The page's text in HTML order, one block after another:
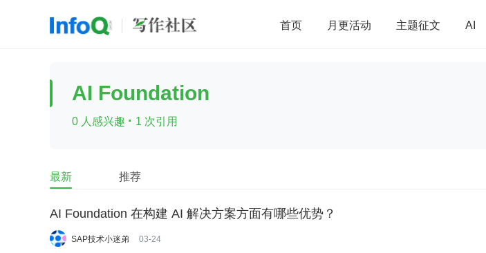
首页 月更活动 主题征文 AI
前端 AI 大数据
查看更多
AI Foundation
0 人感兴趣 · 1 次引用
最新 推荐
AI Foundation 在构建 AI 解决方案方面有哪些优势？
SAP技术小迷弟 03-24